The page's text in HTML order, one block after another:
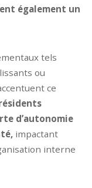
également un
tels
ou
ce
d’autonomie
impactant
interne